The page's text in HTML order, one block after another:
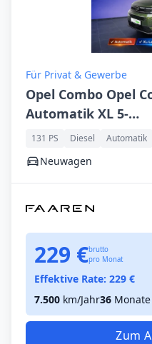
Für Privat & Gewerbe
Opel Combo Opel
Automatik XL 5-
131 PS Diesel Automatik
Neuwagen
229 €brutto
pro Monat
Effektive Rate: 229 €
7.500 km/Jahr36 Monate
Zum